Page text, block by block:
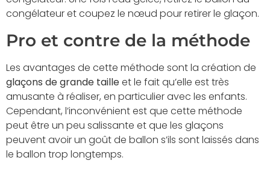
congélateur et coupez le nœud pour retirer le glaçon.
Pro et contre de la méthode
Les avantages de cette méthode sont la création de
glaçons de grande tailleet le fait qu’elle est très
amusante à réaliser, en particulier avec les enfants.
Cependant, l’inconvénient est que cette méthode
peut être un peu salissante et que les glaçons
peuvent avoir un goût de ballon s’ils sont laissés dans
le ballon trop longtemps.